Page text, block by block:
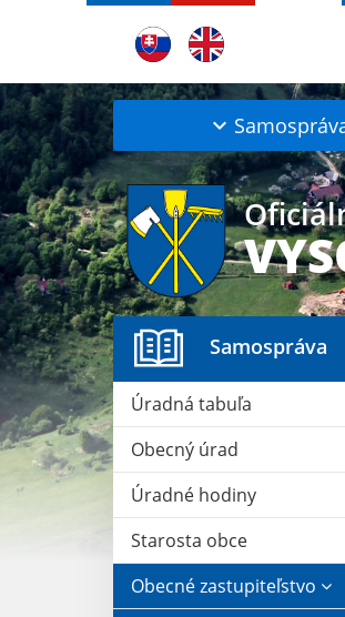
Samospráva
Úradná tabuľa
Obecný úrad
Úradné hodiny
Starosta obce
Obecné zastupiteľstvo